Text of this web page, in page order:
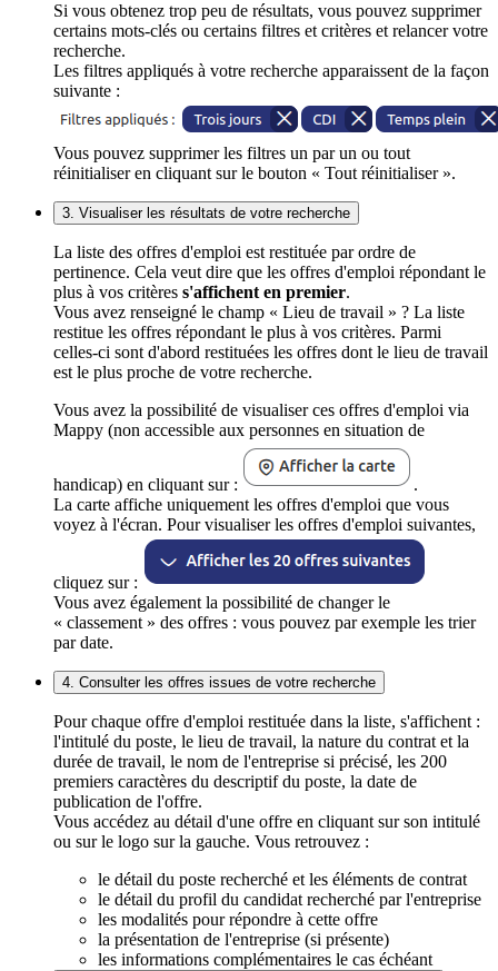
Si vous obtenez trop peu de résultats, vous pouvez supprimer
certains mots-clés ou certains filtres et critères et relancer votre
recherche.
Les filtres appliqués à votre recherche apparaissent de la façon
suivante :
Vous pouvez supprimer les filtres un par un ou tout
réinitialiser en cliquant sur le bouton « Tout réinitialiser ».
3. Visualiser les résultats de votre recherche
La liste des offres d'emploi est restituée par ordre de
pertinence. Cela veut dire que les offres d'emploi répondant le
plus à vos critères s'affichent en premier.
Vous avez renseigné le champ « Lieu de travail » ? La liste
restitue les offres répondant le plus à vos critères. Parmi
celles-ci sont d'abord restituées les offres dont le lieu de travail
est le plus proche de votre recherche.
Vous avez la possibilité de visualiser ces offres d'emploi via
Mappy (non accessible aux personnes en situation de
handicap) en cliquant sur :
.
La carte affiche uniquement les offres d'emploi que vous
voyez à l'écran. Pour visualiser les offres d'emploi suivantes,
cliquez sur :
Vous avez également la possibilité de changer le
« classement » des offres : vous pouvez par exemple les trier
par date.
4. Consulter les offres issues de votre recherche
Pour chaque offre d'emploi restituée dans la liste, s'affichent :
l'intitulé du poste, le lieu de travail, la nature du contrat et la
durée de travail, le nom de l'entreprise si précisé, les 200
premiers caractères du descriptif du poste, la date de
publication de l'offre.
Vous accédez au détail d'une offre en cliquant sur son intitulé
ou sur le logo sur la gauche. Vous retrouvez :
le détail du poste recherché et les éléments de contrat
le détail du profil du candidat recherché par l'entreprise
les modalités pour répondre à cette offre
la présentation de l'entreprise (si présente)
les informations complémentaires le cas échéant